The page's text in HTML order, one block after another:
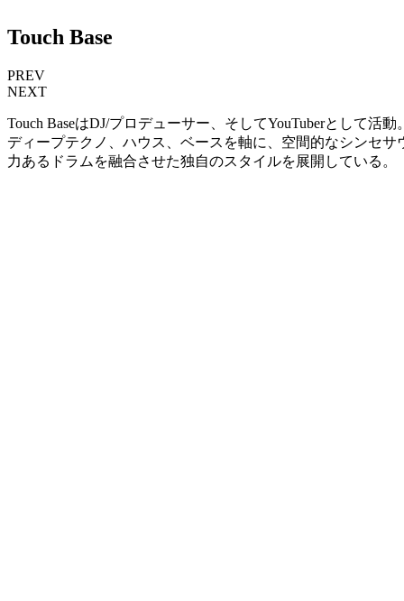
Touch Base
PREV
NEXT
Touch BaseはDJ/プロデューサー、そしてYouTuberとして活動
ディープテクノ、ハウス、ベースを軸に、空間的なシンセ
力あるドラムを融合させた独自のスタイルを展開している。